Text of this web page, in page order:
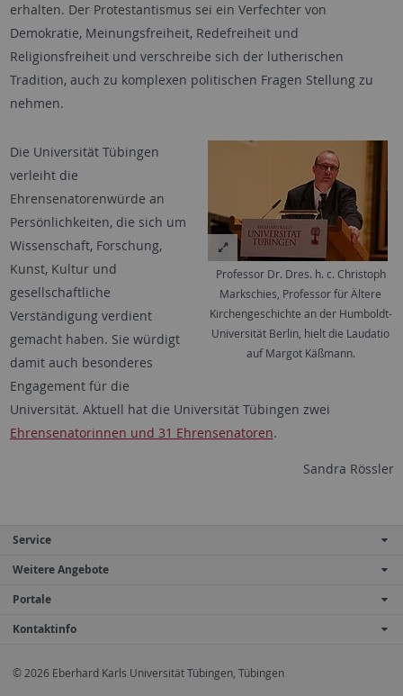
erhalten. Der Protestantismus sei ein Verfechter von
Demokratie, Meinungsfreiheit, Redefreiheit und
Religionsfreiheit und verschreibe sich der lutherischen
Tradition, auch zu komplexen politischen Fragen Stellung zu
nehmen.
Professor Dr. Dres. h. c. Christoph
Markschies, Professor für Ältere
Kirchengeschichte an der Humboldt-
Universität Berlin, hielt die Laudatio
auf Margot Käßmann.
Die Universität Tübingen
verleiht die
Ehrensenatorenwürde an
Persönlichkeiten, die sich um
Wissenschaft, Forschung,
Kunst, Kultur und
gesellschaftliche
Verständigung verdient
gemacht haben. Sie würdigt
damit auch besonderes
Engagement für die
Universität. Aktuell hat die Universität Tübingen zwei
Ehrensenatorinnen und 31 Ehrensenatoren.
Sandra Rössler
Service
Weitere Angebote
Portale
Kontaktinfo
© 2026 Eberhard Karls Universität Tübingen, Tübingen